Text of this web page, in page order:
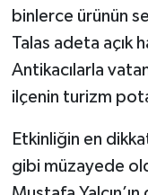
binlerce ürünün
Talas adeta açık
Antikacılarla
ilçenin turizm
Etkinliğin en
gibi müzayede
Türkiye
Yerel
Künye